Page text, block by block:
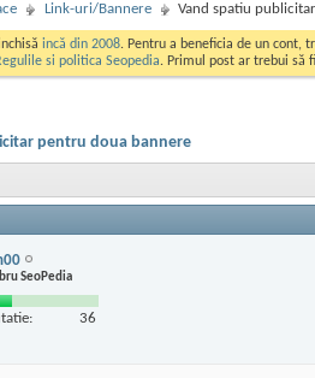
Link-uri/Bannere Vand spatiu
incă din 2008. Pentru a beneficia de un cont,
si politica Seopedia. Primul post ar trebui să
pentru doua bannere
SeoPedia
36